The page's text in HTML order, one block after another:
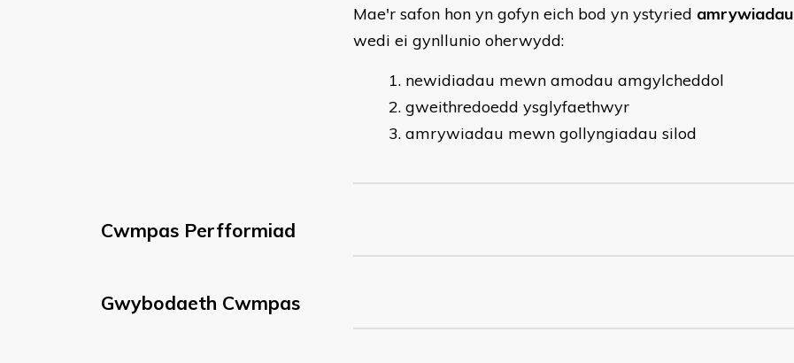
Mae'r safon hon yn gofyn eich bod yn ystyried amrywiadau
wedi ei gynllunio oherwydd:
newidiadau mewn amodau amgylcheddol
gweithredoedd ysglyfaethwyr
amrywiadau mewn gollyngiadau silod
Cwmpas Perfformiad
Gwybodaeth Cwmpas